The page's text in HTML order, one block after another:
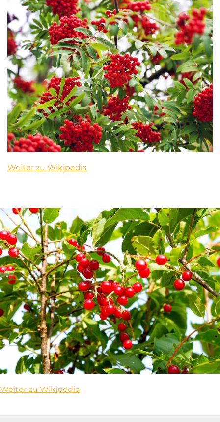
Weiter zu Wikipedia
Weiter zu Wikipedia